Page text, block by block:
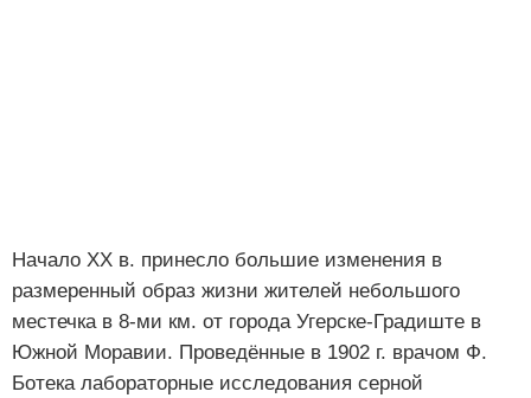
Начало XX в. принесло большие изменения в
размеренный образ жизни жителей небольшого
местечка в 8-ми км. от города Угерске-Градиште в
Южной Моравии. Проведённые в 1902 г. врачом Ф.
Ботека лабораторные исследования серной